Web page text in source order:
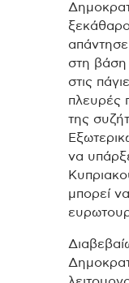
ξεκάθαρο
στη βάση
στις
πλευρές
της
να
μπορεί